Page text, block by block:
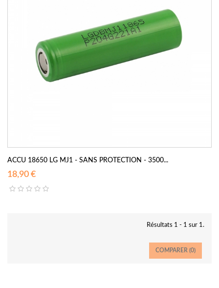
ACCU 18650 LG MJ1 - SANS PROTECTION - 3500...
18,90 €
Résultats 1 - 1 sur 1.
COMPARER (0)